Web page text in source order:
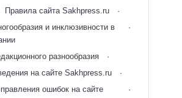
Правила сайта Sakhpress.ru
и инклюзивности в
разнообразия
на сайте Sakhpress.ru
ошибок на сайте